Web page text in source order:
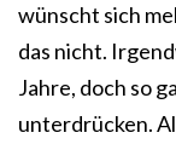
wünscht sich
das nicht.
Jahre, doch so
unterdrücken.